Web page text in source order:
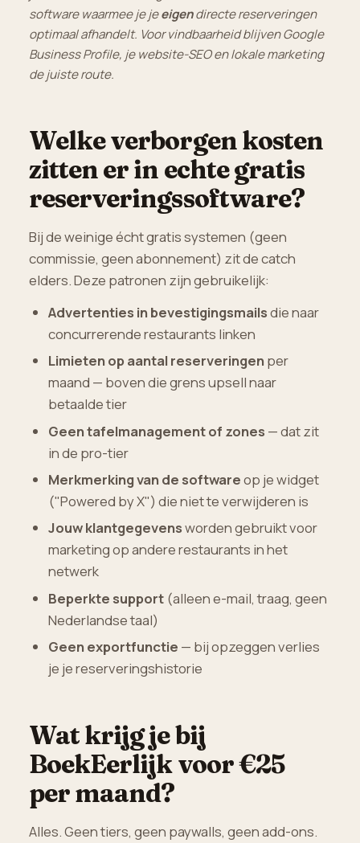
software waarmee je jeeigendirecte reserveringen
optimaal afhandelt. Voor vindbaarheid blijven Google
Business Profile, je website-SEO en lokale marketing
de juiste route.
Welke verborgen kosten
zitten er in echte gratis
reserveringssoftware?
Bij de weinige écht gratis systemen (geen
commissie, geen abonnement) zit de catch
elders. Deze patronen zijn gebruikelijk:
Advertenties in bevestigingsmailsdie naar
concurrerende restaurants linken
Limieten op aantal reserveringen per
maand — boven die grens upsell naar
betaalde tier
Geen tafelmanagement of zones — dat zit
in de pro-tier
Merkmerking van de softwareop je widget
("Powered by X") die niet te verwijderen is
Jouw klantgegevensworden gebruikt voor
marketing op andere restaurants in het
netwerk
Beperkte support(alleen e-mail, traag, geen
Nederlandse taal)
Geen exportfunctie — bij opzeggen verlies
je je reserveringshistorie
Wat krijg je bij
BoekEerlijk voor €25
per maand?
Alles. Geen tiers, geen paywalls, geen add-ons.